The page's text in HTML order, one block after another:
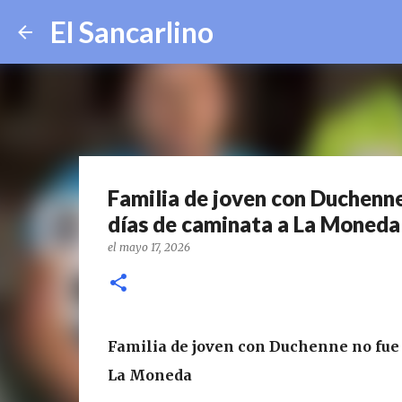
El Sancarlino
Familia de joven con
días de caminata a La Moneda
el mayo 17, 2026
Familia de joven con Duchenne no
La Moneda